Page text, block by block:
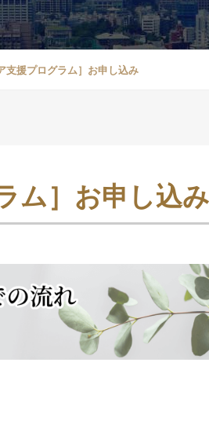
支援プログラム］お申し込み
ム］お申し込み